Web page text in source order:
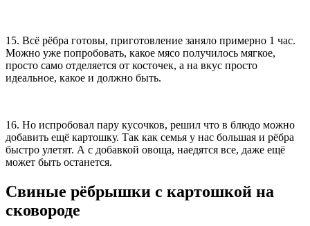
15. Всё рёбра готовы, приготовление заняло примерно 1 час.
Можно уже попробовать, какое мясо получилось мягкое,
просто само отделяется от косточек, а на вкус просто
идеальное, какое и должно быть.
16. Но испробовал пару кусочков, решил что в блюдо можно
добавить ещё картошку. Так как семья у нас большая и рёбра
быстро улетят. А с добавкой овоща, наедятся все, даже ещё
может быть останется.
Свиные рёбрышки с картошкой на
сковороде